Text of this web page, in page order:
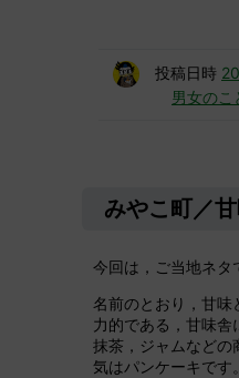
投稿日時
男女のこ
みやこ町／
今回は，ご当地ネタ
名前のとおり，甘味
力的である，甘味舎
抹茶，ジャムなどの
気はパンケーキです。